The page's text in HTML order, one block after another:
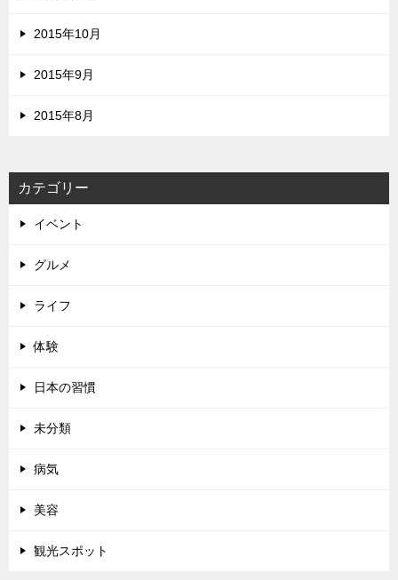
2015年10月
2015年9月
2015年8月
カテゴリー
イベント
グルメ
ライフ
体験
日本の習慣
未分類
病気
美容
観光スポット